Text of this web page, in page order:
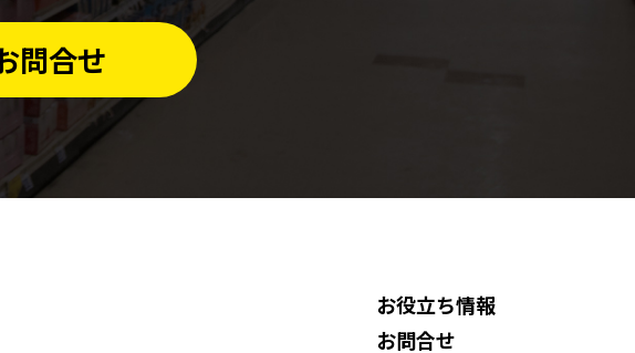
問合せ
お役立ち情報
お問合せ